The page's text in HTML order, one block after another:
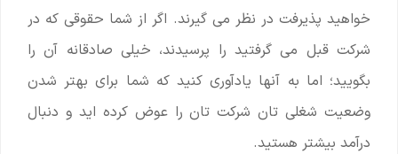
خواهید پذیرفت در نظر می گیرند. اگر از شما حقوقی که در
شرکت قبل می گرفتید را پرسیدند، خیلی صادقانه آن را
بگویید؛ اما به آنها یادآوری کنید که شما برای بهتر شدن
وضعیت شغلی تان شرکت تان را عوض کرده اید و دنبال
درآمد بیشتر هستید.